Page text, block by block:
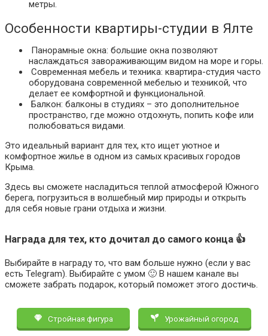
метры.
Особенности квартиры-студии в Ялте
Панорамные окна: большие окна позволяют
наслаждаться завораживающим видом на море и горы.
Современная мебель и техника: квартира-студия часто
оборудована современной мебелью и техникой, что
делает ее комфортной и функциональной.
Балкон: балконы в студиях – это дополнительное
пространство, где можно отдохнуть, попить кофе или
полюбоваться видами.
Это идеальный вариант для тех, кто ищет уютное и
комфортное жилье в одном из самых красивых городов
Крыма.
Здесь вы сможете насладиться теплой атмосферой Южного
берега, погрузиться в волшебный мир природы и открыть
для себя новые грани отдыха и жизни.
Награда для тех, кто дочитал до самого конца 👍
Выбирайте в награду то, что вам больше нужно (если у вас
есть Telegram). Выбирайте с умом 🙂 В нашем канале вы
сможете забрать подарок, который поможет этого достичь.
Стройная фигура Урожайный огород